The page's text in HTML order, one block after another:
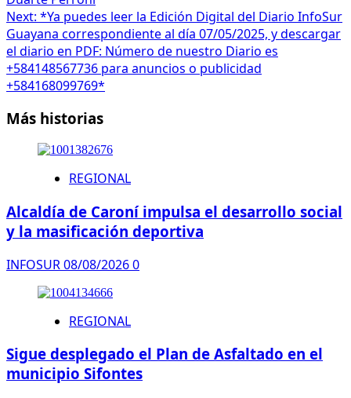
Next: *Ya puedes leer la Edición Digital del Diario InfoSur
Guayana correspondiente al día 07/05/2025, y descargar
el diario en PDF: Número de nuestro Diario es
+584148567736 para anuncios o publicidad
+584168099769*
Más historias
REGIONAL
Alcaldía de Caroní impulsa el desarrollo social
y la masificación deportiva
INFOSUR08/08/20260
REGIONAL
Sigue desplegado el Plan de Asfaltado en el
municipio Sifontes